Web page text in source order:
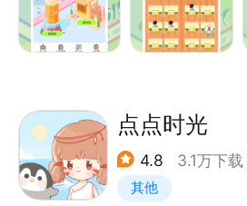
计划清单
用户可自定义学习任务，制定学
备忘录
自定义分类，方便用户快速查找
提醒功能，确保重要事项不被遗漏
点点时光
4.8 3.1万下载
其他